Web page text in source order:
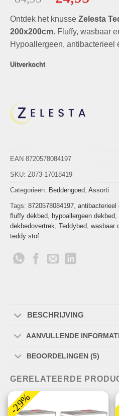
opklant
waarderingen
was:
€84,95.
is:
Ontdek het knusse Zelesta
200x200cm. Fluffy, wasbaar
Hypoallergeen, antibacterieel
Uitverkocht
EAN 8720578084197
SKU: Z073-17018419
Categorieën: Beddengoed, Assorti
Tags: 8720578084197, antibacterieel
fluffy dekbed, hypoallergeen dekbed,
dekbedovertrek, Teddybed, wasbaar
teddy stof
BESCHRIJVING
AANVULLENDE
BEOORDELINGEN (5)
GERELATEERDE
-29%